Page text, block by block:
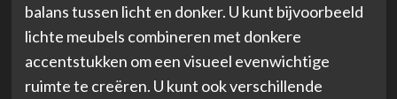
balans tussen licht en donker. U kunt bijvoorbeeld
lichte meubels combineren met donkere
accentstukken om een visueel evenwichtige
ruimte te creëren. U kunt ook verschillende